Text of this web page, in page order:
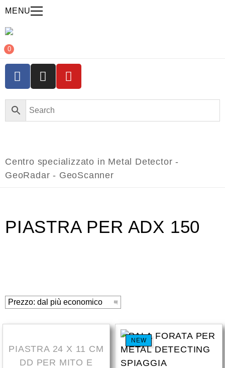
MENU
0
Centro specializzato in Metal Detector -
GeoRadar - GeoScanner
PIASTRA PER ADX 150
PIASTRA 24 X 11 CM
DD PER MITO E
NEW